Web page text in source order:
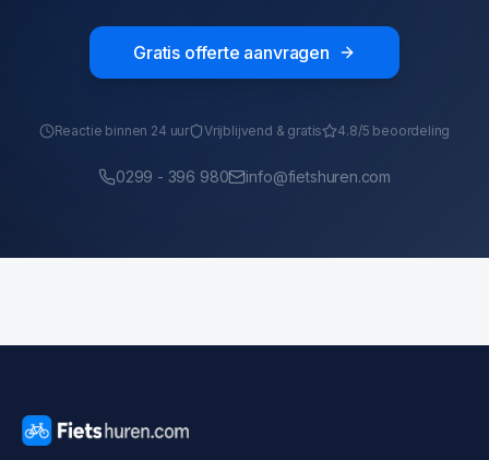
Gratis offerte aanvragen
Reactie binnen 24 uur Vrijblijvend & gratis 4.8/5 beoordeling
0299 - 396 980 info@fietshuren.com